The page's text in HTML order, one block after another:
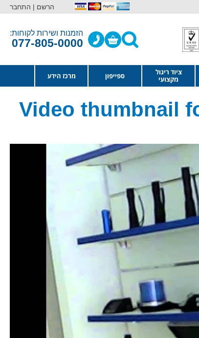
הרשם | התחבר
הזמנות ושירות לקוחות:
077-805-0000
ציוד ריגול
מקצועי
ספייפון מרכז הידע
Video thumbnail